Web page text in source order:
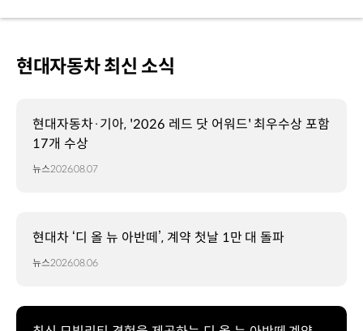
현대자동차 최신 소식
현대자동차·기아, '2026 레드 닷 어워드' 최우수상 포함
17개 수상
뉴스2026.08.07
현대차 ‘디 올 뉴 아반떼’, 계약 첫날 1만 대 돌파
뉴스2026.08.06